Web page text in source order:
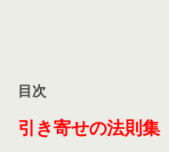
目次
引き寄せの法則集